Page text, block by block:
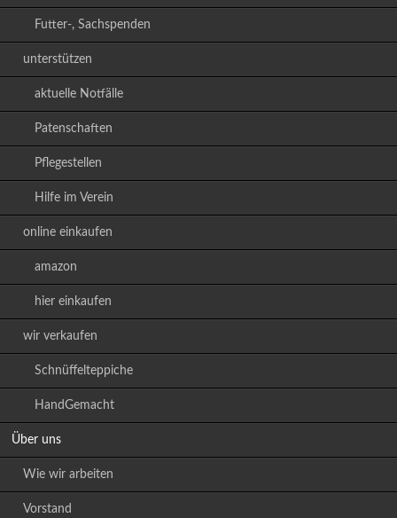
Futter-, Sachspenden
unterstützen
aktuelle Notfälle
Patenschaften
Pflegestellen
Hilfe im Verein
online einkaufen
amazon
hier einkaufen
wir verkaufen
Schnüffelteppiche
HandGemacht
Über uns
Wie wir arbeiten
Vorstand